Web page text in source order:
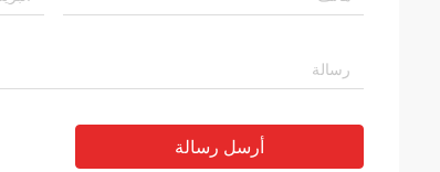
أرسل رسالة